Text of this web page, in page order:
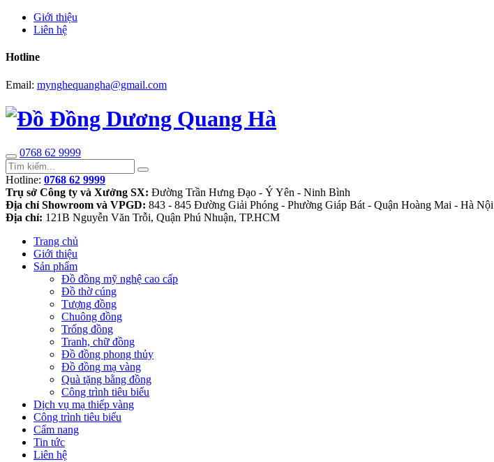
Giới thiệu
Liên hệ
Hotline
Email: mynghequangha@gmail.com
0768 62 9999
Hotline: 0768 62 9999
Trụ sở Công ty và Xưởng SX: Đường Trần Hưng Đạo - Ý Yên - Ninh Bình
Địa chỉ Showroom và VPGD: 843 - 845 Đường Giải Phóng - Phường Giáp Bát - Quận Hoàng Mai - Hà Nội
Địa chỉ: 121B Nguyễn Văn Trỗi, Quận Phú Nhuận, TP.HCM
Trang chủ
Giới thiệu
Sản phẩm
Đồ đồng mỹ nghệ cao cấp
Đồ thờ cúng
Tượng đồng
Chuông đồng
Trống đồng
Tranh, chữ đồng
Đồ đồng phong thủy
Đồ đồng mạ vàng
Quà tặng bằng đồng
Công trình tiêu biểu
Dịch vụ mạ thiếp vàng
Công trình tiêu biểu
Cẩm nang
Tin tức
Liên hệ